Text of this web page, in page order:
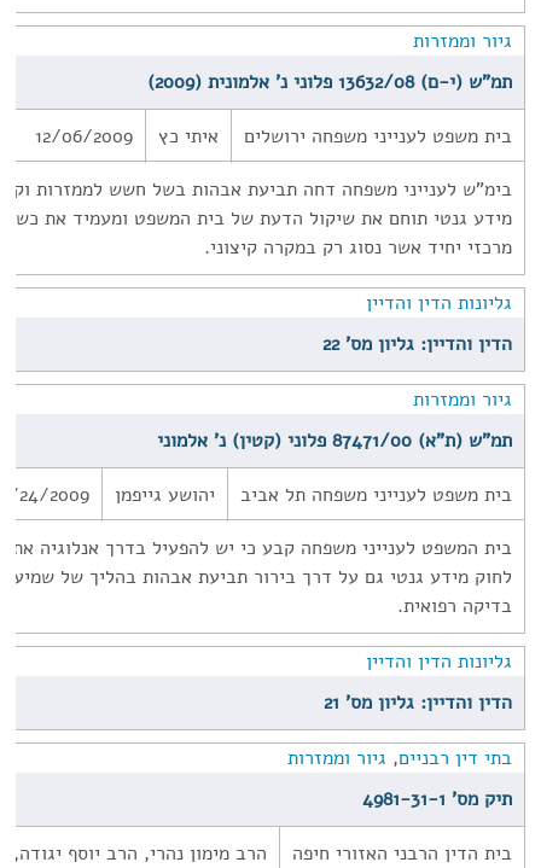
גיור וממזרות
תמ"ש (י-ם) 13632/08 פלוני נ' אלמונית (2009)
בית משפט לענייני משפחה ירושלים איתי כץ
12/06/2009
בימ"ש לענייני משפחה דחה תביעת אבהות בשל חשש לממזרות
מידע גנטי תוחם את שיקול הדעת של בית המשפט ומעמיד את
מרכזי יחיד אשר נסוג רק במקרה קיצוני.
גליונות הדין והדיין
הדין והדיין: גליון מס' 22
גיור וממזרות
תמ"ש (ת"א) 87471/00 פלוני (קטין) נ' אלמוני
בית משפט לענייני משפחה תל אביב יהושע גייפמן 24/2009
לחוק מידע גנטי גם על דרך בירור תביעת אבהות בהליך של שמיעת
בדיקה רפואית.
גליונות הדין והדיין
הדין והדיין: גליון מס' 21
בתי דין רבניים, גיור וממזרות
תיק מס' 4981-31-1
בית הדין הרבני האזורי חיפה
הרב מימון נהרי, הרב יוסף